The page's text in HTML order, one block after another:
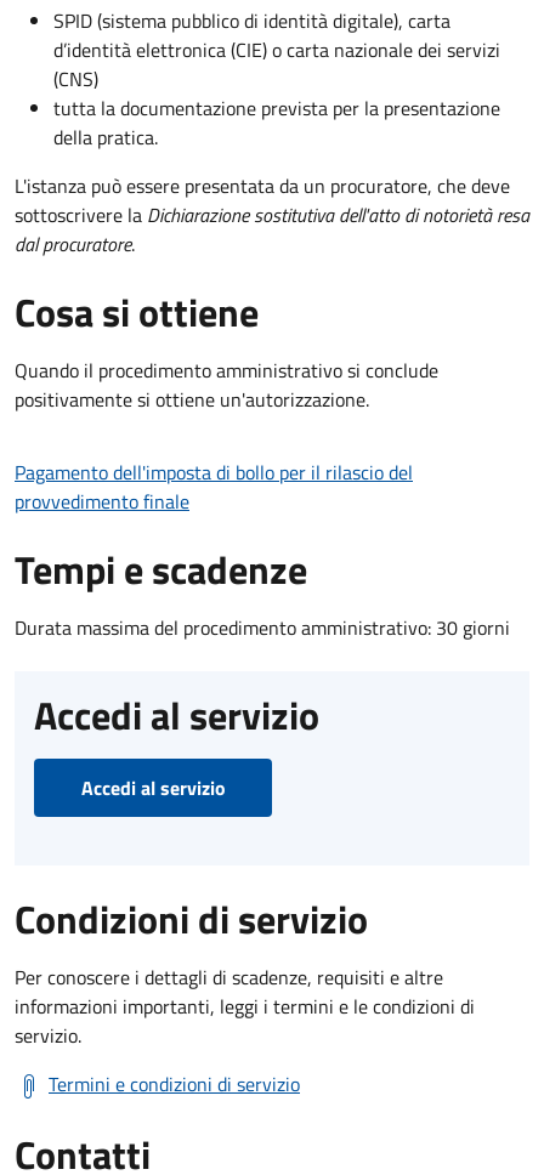
SPID (sistema pubblico di identità digitale), carta
d’identità elettronica (CIE) o carta nazionale dei servizi
(CNS)
tutta la documentazione prevista per la presentazione
della pratica.
L'istanza può essere presentata da un procuratore, che deve
sottoscrivere la Dichiarazione sostitutiva dell'atto di notorietà resa
dal procuratore.
Cosa si ottiene
Quando il procedimento amministrativo si conclude
positivamente si ottiene un'autorizzazione.
Pagamento dell'imposta di bollo per il rilascio del
provvedimento finale
Tempi e scadenze
Durata massima del procedimento amministrativo: 30 giorni
Accedi al servizio
Accedi al servizio
Condizioni di servizio
Per conoscere i dettagli di scadenze, requisiti e altre
informazioni importanti, leggi i termini e le condizioni di
servizio.
Termini e condizioni di servizio
Contatti